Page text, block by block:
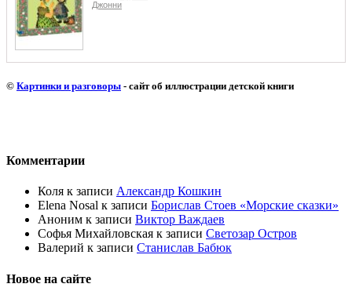
Джонни
© Картинки и разговоры - сайт об иллюстрации детской книги
Комментарии
Коля к записи Александр Кошкин
Elena Nosal к записи Борислав Стоев «Морские сказки»
Аноним к записи Виктор Важдаев
Софья Михайловская к записи Светозар Остров
Валерий к записи Станислав Бабюк
Новое на сайте